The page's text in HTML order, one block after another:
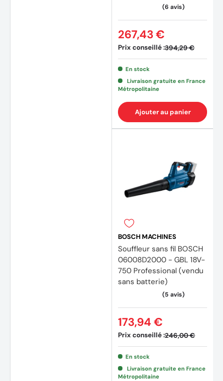
(8
Prix conseillé :394,29 €
267,43 €
En stock
Livraison gratuite en France
Métropolitaine
Ajouter au panier
BOSCH MACHINES
Souffleur sans fil BOSCH
06008D2000 - GBL 18V-
750 Professional (vendu
sans batterie)
Prix conseillé :246,00 €
173,94 €
En stock
Livraison gratuite en France
Métropolitaine